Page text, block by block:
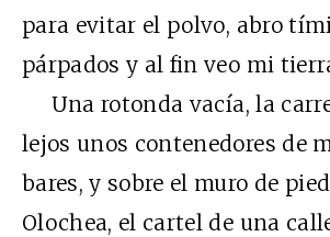
para evitar el polvo, abro
párpados y al fin veo mi
Una rotonda vacía, la
lejos unos contenedores de
bares, y sobre el muro de
Olochea, el cartel de una